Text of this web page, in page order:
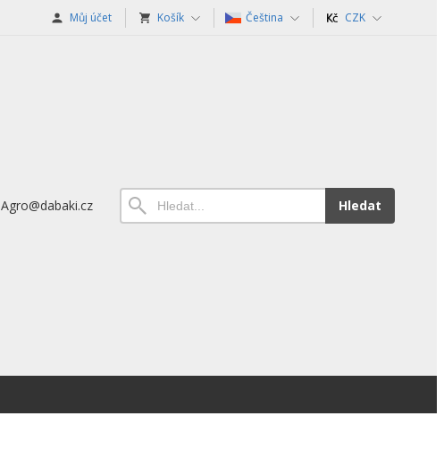
Můj účet Košík Čeština CZK
Agro@dabaki.cz Hledat